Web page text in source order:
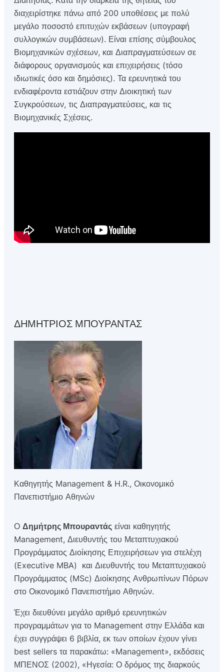
διαχειρίστηκε πάνω από 200 υποθέσεις με πολύ
μεγάλο ποσοστό επιτυχών εκβάσεων (υπογραφή
συλλογικών συμβάσεων). Είναι επίσης σύμβουλος
Βιομηχανικών σχέσεων, και Διαπραγματεύσεων σε
διάφορους οργανισμούς και επιχειρήσεις (τόσο
ιδιωτικές όσο και δημόσιες). Τα ερευνητικά του
ενδιαφέροντα εστιάζουν στην Διοικητική των
Συγκρούσεων, τις Διαπραγματεύσεις, και τις
Βιομηχανικές Σχέσεις.
ΔΗΜΗΤΡΙΟΣ ΜΠΟΥΡΑΝΤΑΣ
Καθηγητής Management & H.R., Οικονομικό
Πανεπιστήμιο Αθηνών
Ο Δημήτρης Μπουραντάς είναι καθηγητής
Management, Διευθυντής του Μεταπτυχιακού
Προγράμματος Διοίκησης Επιχειρήσεων για στελέχη
(Executive MBA) και Διευθυντής του Μεταπτυχιακού
Προγράμματος (MSc) Διοίκησης Ανθρωπίνων Πόρων
στο Οικονομικό Πανεπιστήμιο Αθηνών.
Έχει διευθύνει μεγάλο αριθμό ερευνητικών
προγραμμάτων για το Management στην Ελλάδα και
έχει συγγράψει 6 βιβλία, εκ των οποίων έχουν γίνει
best sellers τα παρακάτω: «Management», εκδόσεις
ΜΠΕΝΟΣ (2002), «Ηγεσία: Ο δρόμος της διαρκούς